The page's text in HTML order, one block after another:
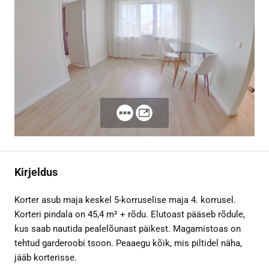
Kirjeldus
Korter asub maja keskel 5-korruselise maja 4. korrusel.
Korteri pindala on 45,4 m² + rõdu. Elutoast pääseb rõdule,
kus saab nautida pealelõunast päikest. Magamistoas on
tehtud garderoobi tsoon. Peaaegu kõik, mis piltidel näha,
jääb korterisse.